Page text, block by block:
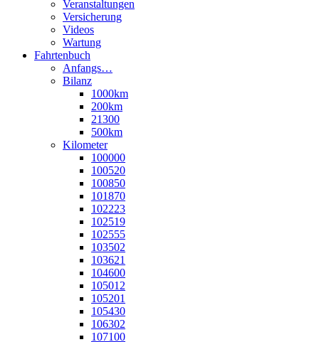
Veranstaltungen
Versicherung
Videos
Wartung
Fahrtenbuch
Anfangs…
Bilanz
1000km
200km
21300
500km
Kilometer
100000
100520
100850
101870
102223
102519
102555
103502
103621
104600
105012
105201
105430
106302
107100